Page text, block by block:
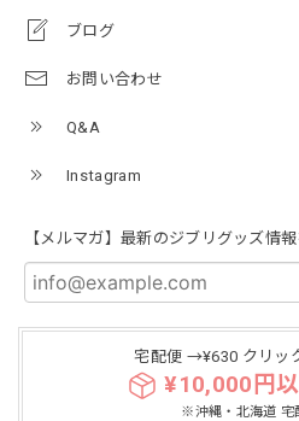
ブログ
お問い合わせ
Q&A
Instagram
【メルマガ】最新のジブリグッズ情
宅配便 →¥630 クリッ
¥10,000円
※沖縄・北海道 宅